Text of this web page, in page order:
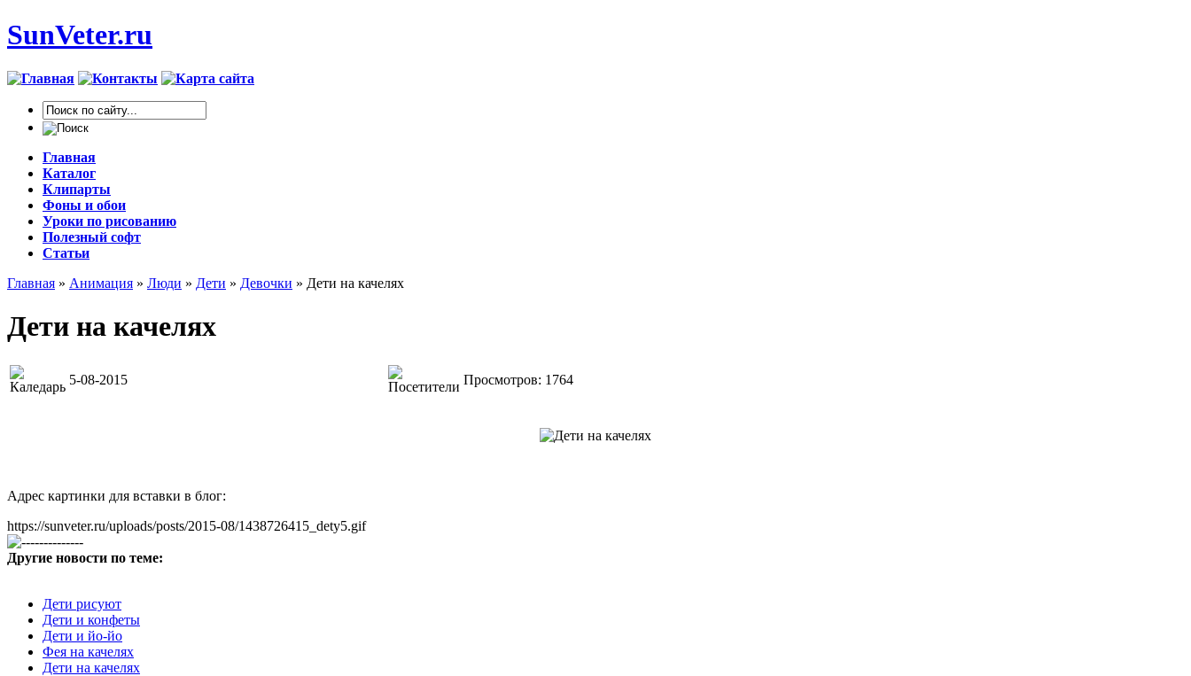
SunVeter.ru
Главная
Каталог
Клипарты
Фоны и обои
Уроки по рисованию
Полезный софт
Статьи
Главная » Анимация » Люди » Дети » Девочки » Дети на качелях
Дети на качелях
5-08-2015 Просмотров: 1764
Адрес картинки для вставки в блог:
https://sunveter.ru/uploads/posts/2015-08/1438726415_dety5.gif
Другие новости по теме:
Дети рисуют
Дети и конфеты
Дети и йо-йо
Фея на качелях
Дети на качелях